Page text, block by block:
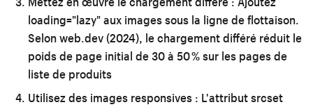
loading="lazy" aux images sous la ligne de flottaison.
Selon web.dev (2024), le chargement différé réduit le
poids de page initial de 30 à 50 % sur les pages de
liste de produits
Utilisez des images responsives : L'attribut srcset